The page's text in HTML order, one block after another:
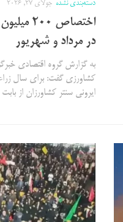
دسته‌بندی نشده جولای 27, 2026
اختصاص
در مرداد و شهریور
به گزارش گروه اقتصادی
ایرونی سنتر کشاورزان از